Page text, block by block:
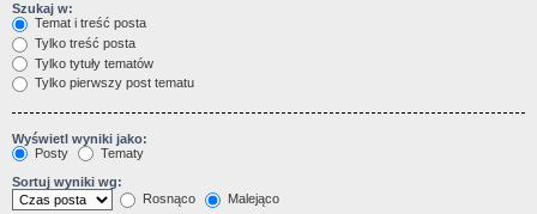
Szukaj w:
Temat i treść posta
Tylko treść posta
Tylko tytuły tematów
Tylko pierwszy post tematu
Wyświetl wyniki jako:
Posty
Tematy
Sortuj wyniki wg:
Rosnąco
Malejąco